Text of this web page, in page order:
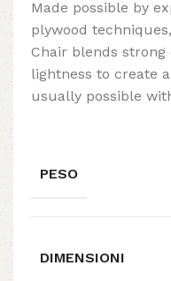
Made possible by
plywood
Chair blends
lightness to create
usually possible
PESO
DIMENSIONI